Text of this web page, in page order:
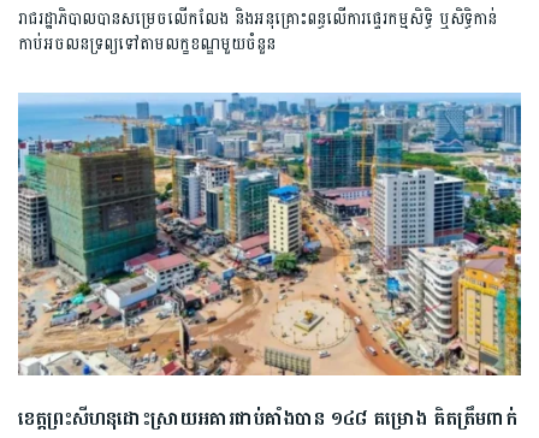
រាជរដ្ឋាភិបាល​បានសម្រេច​លើកលែង និងអនុគ្រោះពន្ធលើការផ្ទេរកម្មសិទ្ធិ ឬសិទ្ធិកាន់​
កាប់អចលនទ្រព្យទៅតាមលក្ខខណ្ឌ​មួយចំនួន
ខេត្តព្រះសីហនុដោះស្រាយអគារជាប់គាំងបាន ១៤៨ គម្រោង គិតត្រឹមពាក់